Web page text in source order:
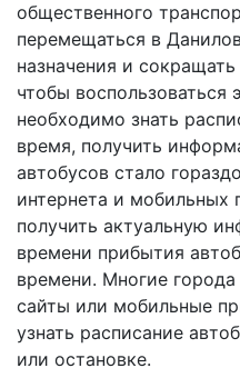
общественного
перемещаться в
назначения и
чтобы воспользоваться
необходимо знать
время, получить
автобусов стало
интернета и
получить актуальную
времени прибытия
времени. Многие
сайты или мобильные
узнать расписание
или остановке.